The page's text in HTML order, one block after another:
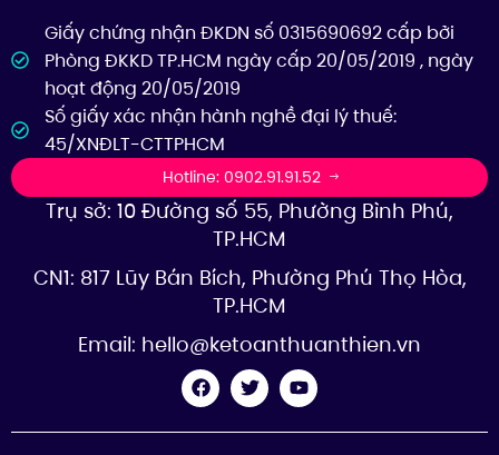
Giấy chứng nhận ĐKDN số 0315690692 cấp bởi
Phòng ĐKKD TP.HCM ngày cấp 20/05/2019 , ngày
hoạt động 20/05/2019
Số giấy xác nhận hành nghề đại lý thuế:
45/XNĐLT-CTTPHCM
Hotline: 0902.91.91.52
Trụ sở: 10 Đường số 55, Phường Bình Phú,
TP.HCM
CN1: 817 Lũy Bán Bích, Phường Phú Thọ Hòa,
TP.HCM
Email: hello@ketoanthuanthien.vn